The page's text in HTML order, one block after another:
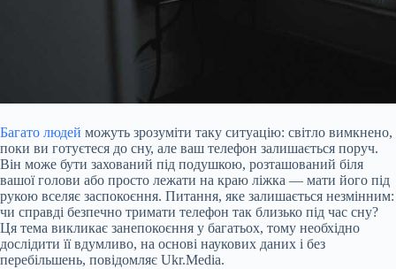
Багато людей можуть зрозуміти таку ситуацію: світло вимкнено,
поки ви готуєтеся до сну, але ваш телефон залишається поруч.
Він може бути захований під подушкою, розташований біля
вашої голови або просто лежати на краю ліжка — мати його під
рукою вселяє заспокоєння. Питання, яке залишається незмінним:
чи справді безпечно тримати телефон так близько під час сну?
Ця тема викликає занепокоєння у багатьох, тому необхідно
дослідити її вдумливо, на основі наукових даних і без
перебільшень, повідомляє Ukr.Media.